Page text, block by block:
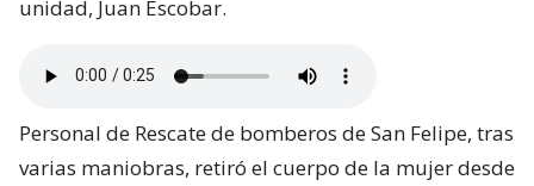
unidad, Juan Escobar.
Personal de Rescate de bomberos de San Felipe, tras
varias maniobras, retiró el cuerpo de la mujer desde